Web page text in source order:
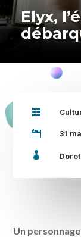
Elyx,

 31

Un